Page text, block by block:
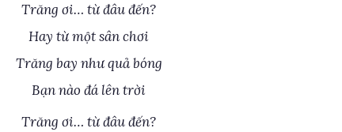
Trăng ơi… từ đâu đến?
Hay từ một sân chơi
Trăng bay như quả bóng
Bạn nào đá lên trời
Trăng ơi… từ đâu đến?